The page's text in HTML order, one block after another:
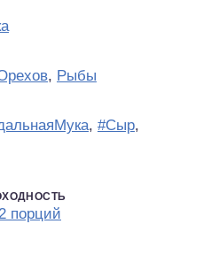
, Рыбы
, #Сыр,
порций